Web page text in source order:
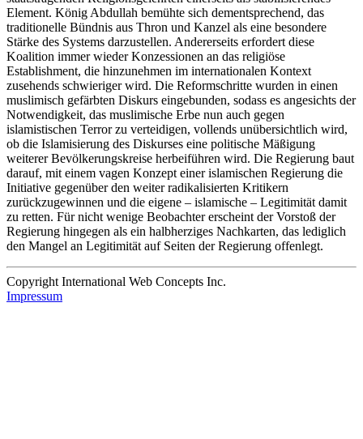
Element. König Abdullah bemühte sich dementsprechend, das
traditionelle Bündnis aus Thron und Kanzel als eine besondere
Stärke des Systems darzustellen. Andererseits erfordert diese
Koalition immer wieder Konzessionen an das religiöse
Establishment, die hinzunehmen im internationalen Kontext
zusehends schwieriger wird. Die Reformschritte wurden in einen
muslimisch gefärbten Diskurs eingebunden, sodass es angesichts der
Notwendigkeit, das muslimische Erbe nun auch gegen
islamistischen Terror zu verteidigen, vollends unübersichtlich wird,
ob die Islamisierung des Diskurses eine politische Mäßigung
weiterer Bevölkerungskreise herbeiführen wird. Die Regierung baut
darauf, mit einem vagen Konzept einer islamischen Regierung die
Initiative gegenüber den weiter radikalisierten Kritikern
zurückzugewinnen und die eigene – islamische – Legitimität damit
zu retten. Für nicht wenige Beobachter erscheint der Vorstoß der
Regierung hingegen als ein halbherziges Nachkarten, das lediglich
den Mangel an Legitimität auf Seiten der Regierung offenlegt.
Copyright International Web Concepts Inc.
Impressum